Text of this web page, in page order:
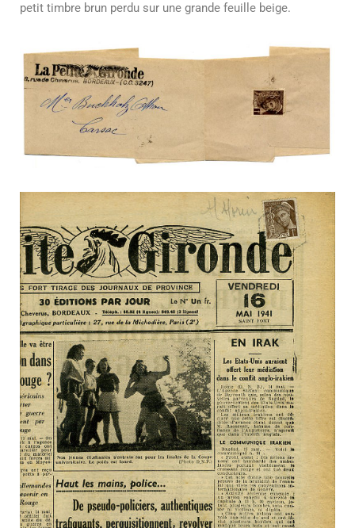
petit timbre brun perdu sur une grande feuille beige.